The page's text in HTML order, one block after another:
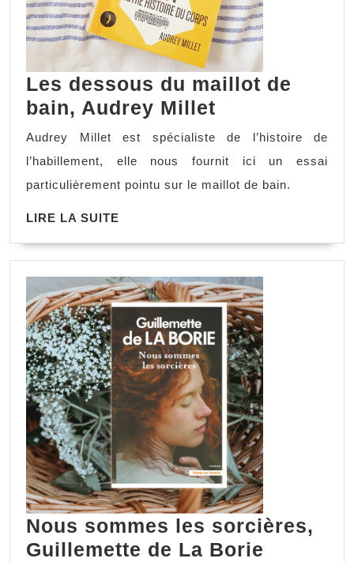
Les dessous du maillot de
bain, Audrey Millet
Audrey Millet est spécialiste de l’histoire de
l’habillement, elle nous fournit ici un essai
particulièrement pointu sur le maillot de bain.
LIRE LA SUITE
Nous sommes les sorcières,
Guillemette de La Borie